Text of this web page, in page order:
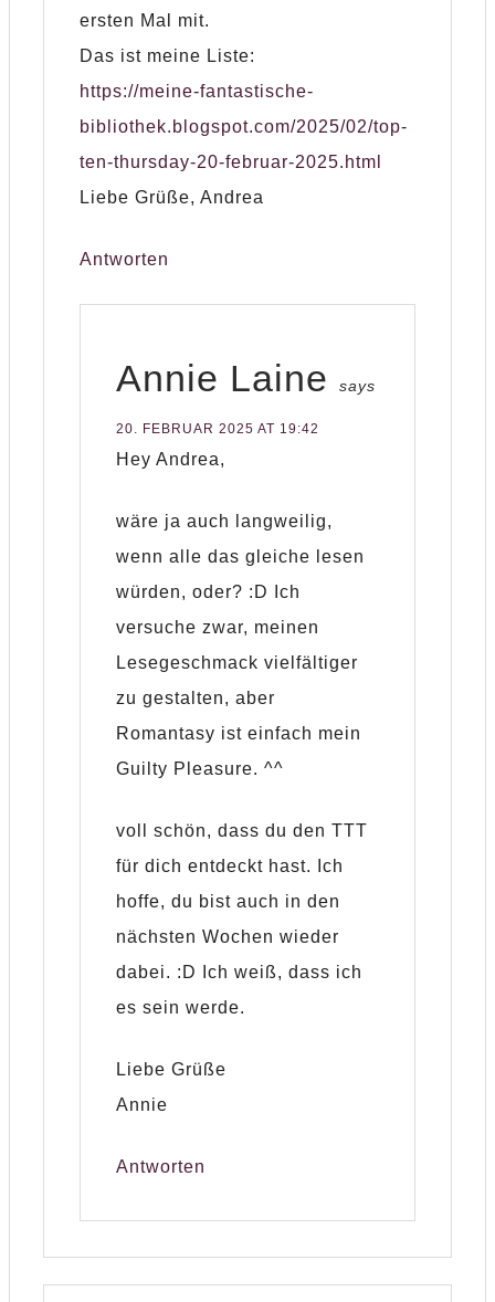
ersten Mal mit.
Das ist meine Liste:
https://meine-fantastische-
bibliothek.blogspot.com/2025/02/top-
ten-thursday-20-februar-2025.html
Liebe Grüße, Andrea
Antworten
Annie Laine says
20. FEBRUAR 2025 AT 19:42
Hey Andrea,
wäre ja auch langweilig,
wenn alle das gleiche lesen
würden, oder? :D Ich
versuche zwar, meinen
Lesegeschmack vielfältiger
zu gestalten, aber
Romantasy ist einfach mein
Guilty Pleasure. ^^
voll schön, dass du den TTT
für dich entdeckt hast. Ich
hoffe, du bist auch in den
nächsten Wochen wieder
dabei. :D Ich weiß, dass ich
es sein werde.
Liebe Grüße
Annie
Antworten